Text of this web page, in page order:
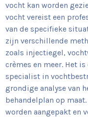
vocht kan worden
vocht vereist een
van de specifieke
zijn verschillende
zoals injectiegel,
crèmes en meer. Het
specialist in
grondige analyse van
behandelplan op
worden aangepakt en